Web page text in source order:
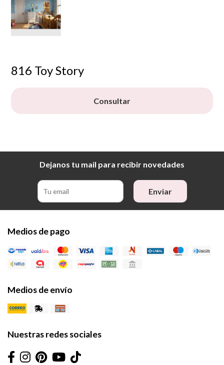
816 Toy Story
Consultar
Dejanos tu mail para recibir novedades
Enviar
Medios de pago
Medios de envío
Nuestras redes sociales